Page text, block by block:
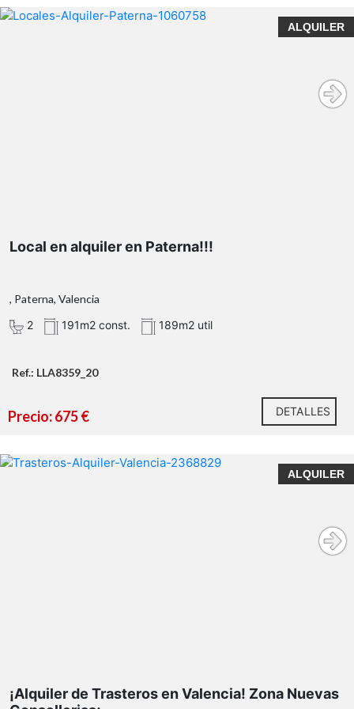
ALQUILER
Local en alquiler en Paterna!!!
, Paterna, Valencia
2
191m2 const. 189m2 util
Ref.: LLA8359_20
Precio: 675 € DETALLES
ALQUILER
¡Alquiler de Trasteros en Valencia! Zona Nuevas